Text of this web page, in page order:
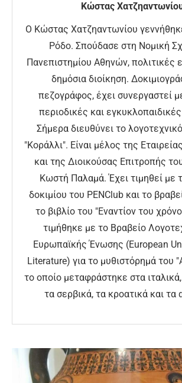
Κώστας
Ο Κώστας Χατζηαντωνίου
Ρόδο. Σπούδασε στη Νομική
Πανεπιστημίου Αθηνών, πολιτικές
δημόσια διοίκηση.
πεζογράφος, έχει συνεργαστεί
περιοδικές και
Σήμερα διευθύνει το
"Κοράλλι". Είναι μέλος της
και της Διοικούσας Επιτροπής
Κωστή Παλαμά. Έχει τιμηθεί με
δοκιμίου του PENClub και το
το βιβλίο του "Εναντίον του
τιμήθηκε με το Βραβείο
Ευρωπαϊκής Ένωσης (European
Literature) για το μυθιστόρημά του
το οποίο μεταφράστηκε στα
τα σερβικά, τα κροατικά και τα